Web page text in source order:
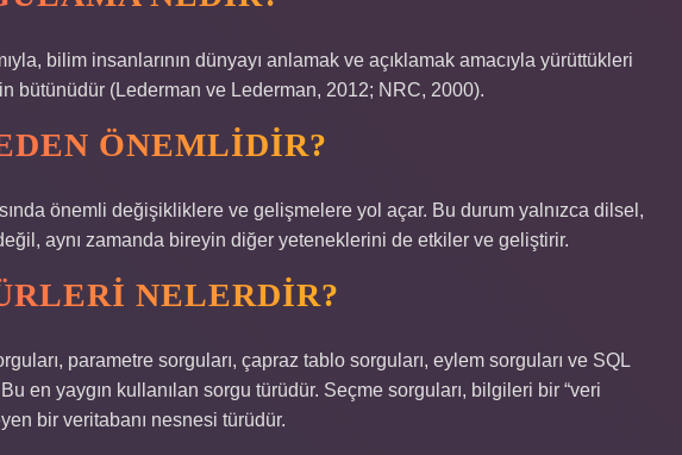
bilim insanlarının dünyayı anlamak ve açıklamak amacıyla yürüttükleri
bütünüdür (Lederman ve Lederman, 2012; NRC, 2000).
ÖNEMLIDIR?
önemli değişikliklere ve gelişmelere yol açar. Bu durum yalnızca dilsel,
aynı zamanda bireyin diğer yeteneklerini de etkiler ve geliştirir.
NELERDIR?
parametre sorguları, çapraz tablo sorguları, eylem sorguları ve SQL
en yaygın kullanılan sorgu türüdür. Seçme sorguları, bilgileri bir “veri
bir veritabanı nesnesi türüdür.